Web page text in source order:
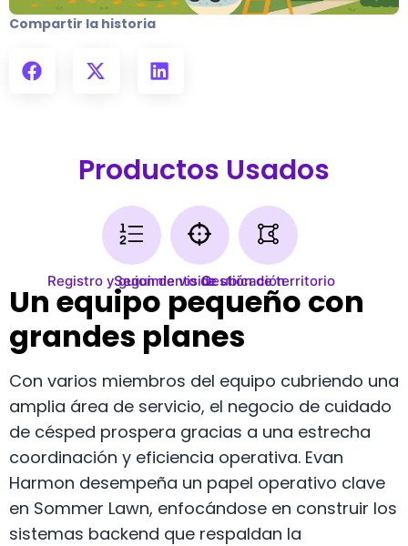
Compartir la historia
Productos Usados
Registro y guion de visita
Seguimiento de ubicación
Gestión de territorio
Un equipo pequeño con
grandes planes
Con varios miembros del equipo cubriendo una
amplia área de servicio, el negocio de cuidado
de césped prospera gracias a una estrecha
coordinación y eficiencia operativa. Evan
Harmon desempeña un papel operativo clave
en Sommer Lawn, enfocándose en construir los
sistemas backend que respaldan la